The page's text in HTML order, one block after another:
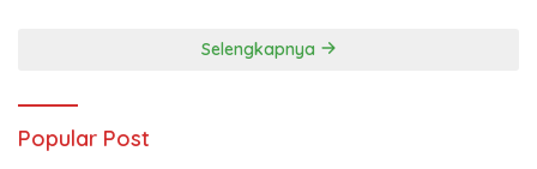
Selengkapnya
Popular Post